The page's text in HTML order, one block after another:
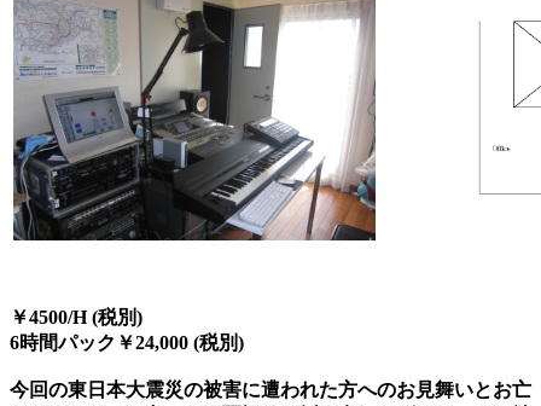
￥4500/H (税別)
6時間パック￥24,000 (税別)
今回の東日本大震災の被害に遭われた方へのお見舞いとお亡